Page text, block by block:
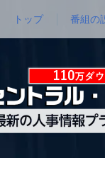
トップ 番組の